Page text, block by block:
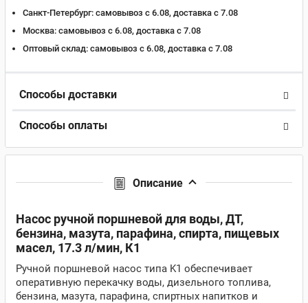
Санкт-Петербург: самовывоз с 6.08, доставка c 7.08
Москва: самовывоз с 6.08, доставка c 7.08
Оптовый склад: самовывоз с 6.08, доставка c 7.08
Способы доставки
Способы оплаты
Описание
Насос ручной поршневой для воды, ДТ,
бензина, мазута, парафина, спирта, пищевых
масел, 17.3 л/мин, К1
Ручной поршневой насос типа K1 обеспечивает
оперативную перекачку воды, дизельного топлива,
бензина, мазута, парафина, спиртных напитков и